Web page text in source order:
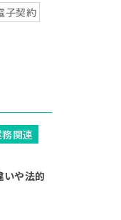
子契約
関連
いや法的